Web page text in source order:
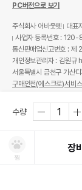
수량
찜
장
PC버전으로 보기
주식회사 어바웃펫
대표
사업자 등록번호 :
통신판매업신고번호 :
개인정보관리자 : 김원
서울특별시 금천구 가산
구매안전(에스크로)서비스